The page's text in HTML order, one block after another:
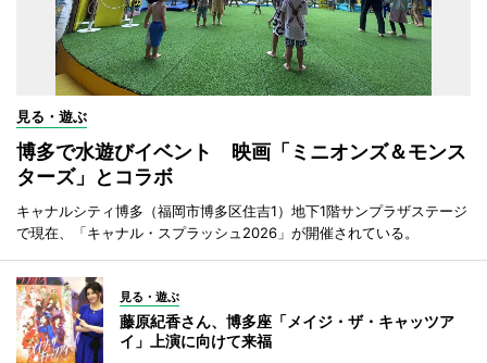
見る・遊ぶ
博多で水遊びイベント 映画「ミニオンズ＆モンス
ターズ」とコラボ
キャナルシティ博多（福岡市博多区住吉1）地下1階サンプラザステージ
で現在、「キャナル・スプラッシュ2026」が開催されている。
見る・遊ぶ
藤原紀香さん、博多座「メイジ・ザ・キャッツア
イ」上演に向けて来福